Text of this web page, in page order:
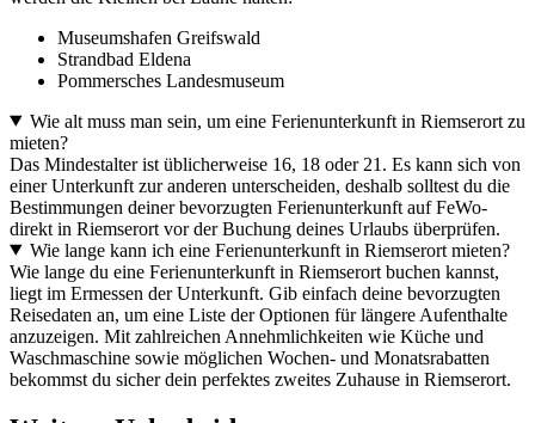
Museumshafen Greifswald
Strandbad Eldena
Pommersches Landesmuseum
Wie alt muss man sein, um eine Ferienunterkunft in Riemserort zu
mieten?
Das Mindestalter ist üblicherweise 16, 18 oder 21. Es kann sich von
einer Unterkunft zur anderen unterscheiden, deshalb solltest du die
Bestimmungen deiner bevorzugten Ferienunterkunft auf FeWo-
direkt in Riemserort vor der Buchung deines Urlaubs überprüfen.
Wie lange kann ich eine Ferienunterkunft in Riemserort mieten?
Wie lange du eine Ferienunterkunft in Riemserort buchen kannst,
liegt im Ermessen der Unterkunft. Gib einfach deine bevorzugten
Reisedaten an, um eine Liste der Optionen für längere Aufenthalte
anzuzeigen. Mit zahlreichen Annehmlichkeiten wie Küche und
Waschmaschine sowie möglichen Wochen- und Monatsrabatten
bekommst du sicher dein perfektes zweites Zuhause in Riemserort.